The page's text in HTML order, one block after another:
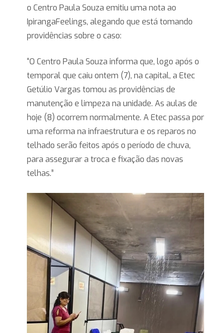
o Centro Paula Souza emitiu uma nota ao
IpirangaFeelings, alegando que está tomando
providências sobre o caso:
“O Centro Paula Souza informa que, logo após o
temporal que caiu ontem (7), na capital, a Etec
Getúlio Vargas tomou as providências de
manutenção e limpeza na unidade. As aulas de
hoje (8) ocorrem normalmente. A Etec passa por
uma reforma na infraestrutura e os reparos no
telhado serão feitos após o período de chuva,
para assegurar a troca e fixação das novas
telhas.”